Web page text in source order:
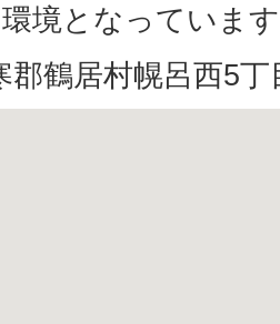
境となっていま
郡鶴居村幌呂西5丁